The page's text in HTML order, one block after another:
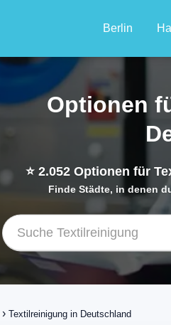
Berlin
Optionen
⭐ 2.052 Optionen für
Finde Städte, in denen
Textilreinigung in Deutschland